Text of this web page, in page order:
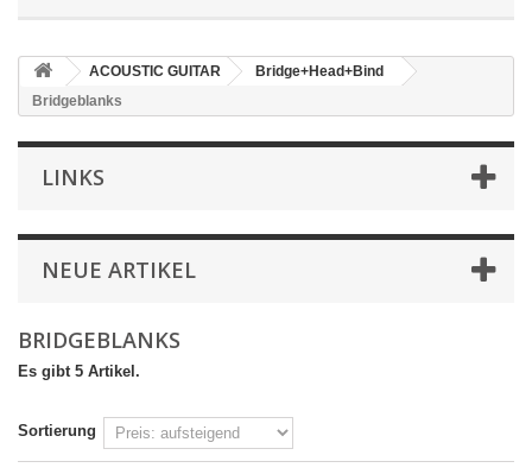
ACOUSTIC GUITAR
Bridge+Head+Bind
Bridgeblanks
LINKS
NEUE ARTIKEL
BRIDGEBLANKS
Es gibt 5 Artikel.
Sortierung